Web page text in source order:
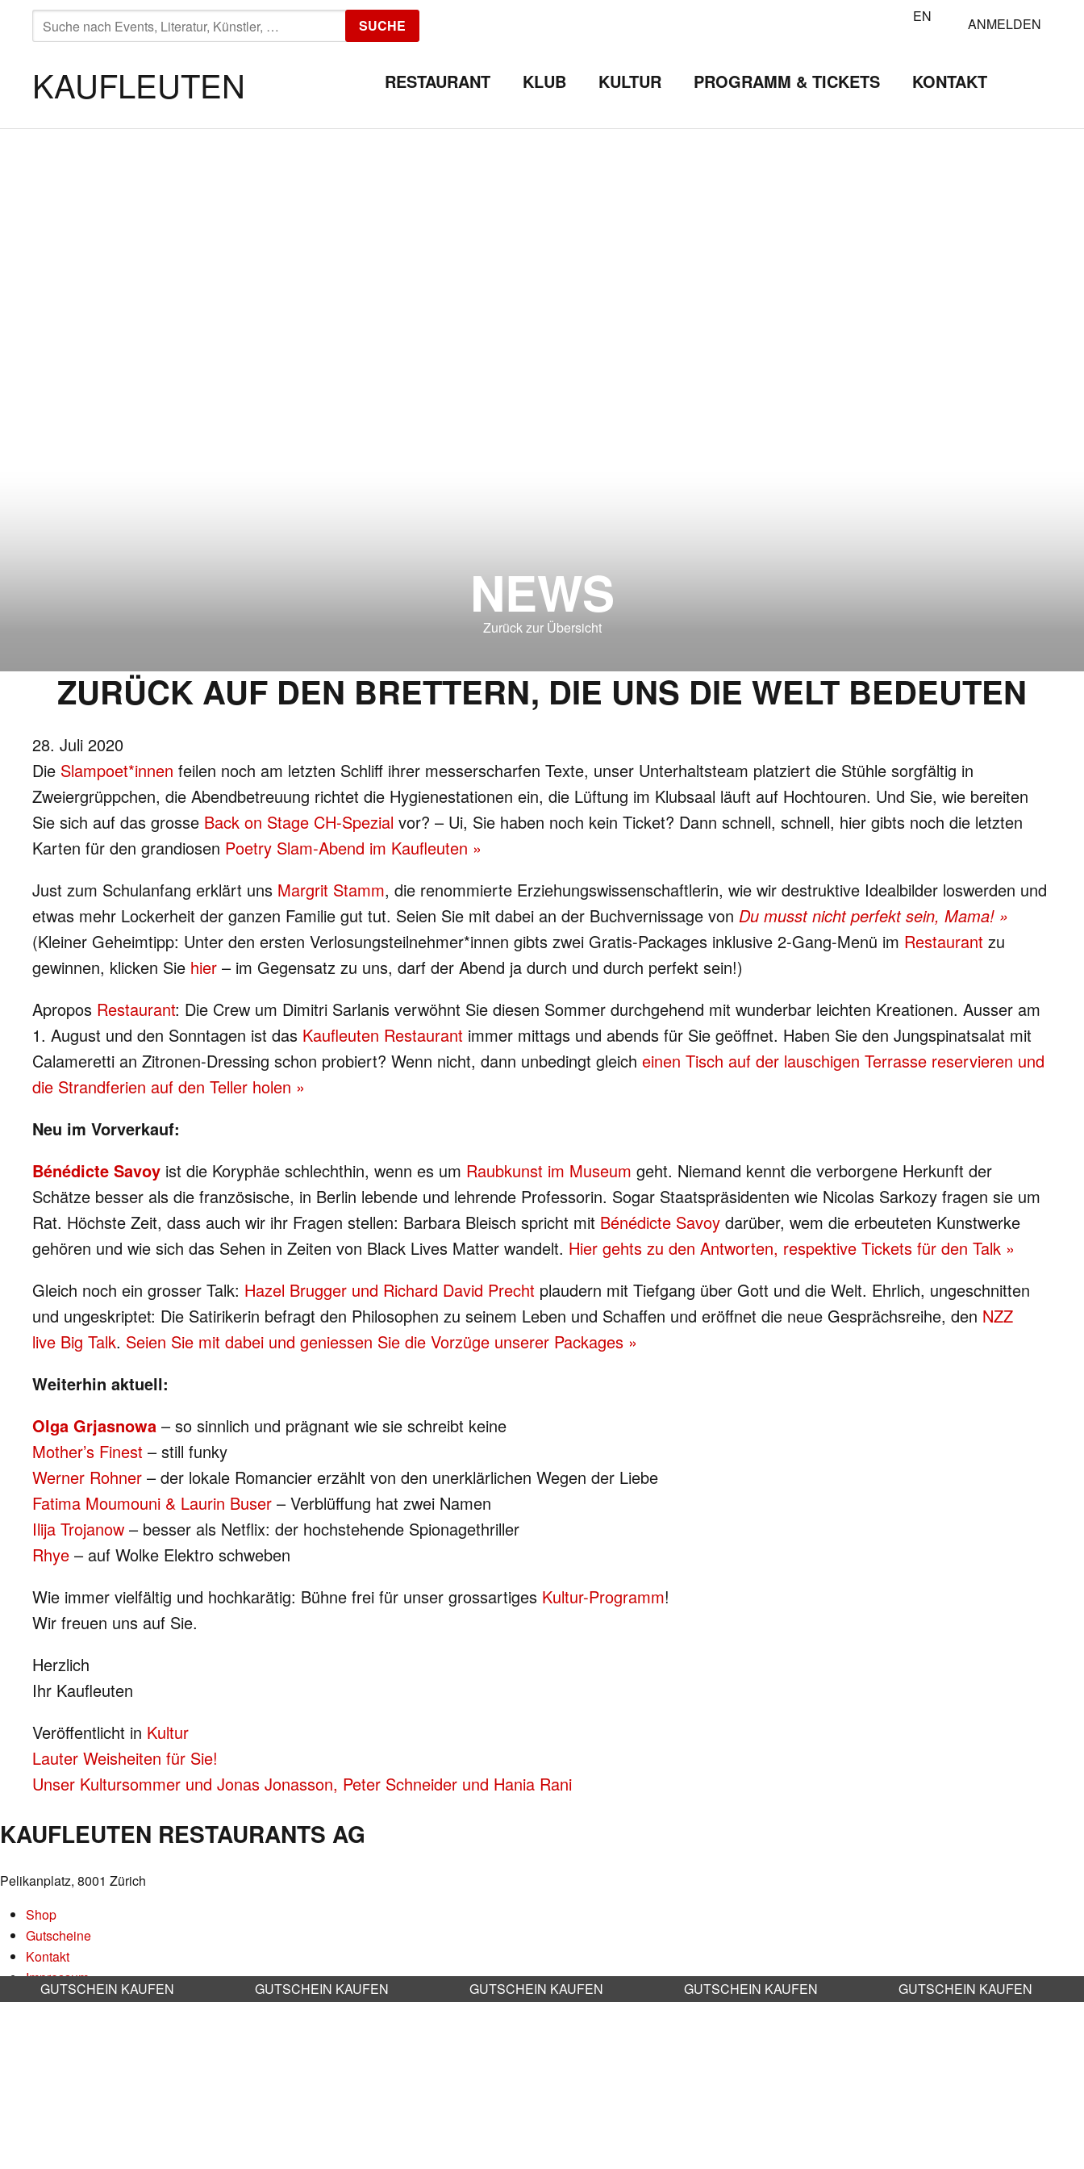
SUCHE
NACH:
SUCHE EN ANMELDEN
KAUFLEUTEN RESTAURANT KLUB KULTUR PROGRAMM & TICKETS KONTAKT
NEWS
Zurück zur Übersicht
ZURÜCK AUF DEN BRETTERN, DIE UNS DIE WELT BEDEUTEN
28. Juli 2020
Die Slampoet*innen feilen noch am letzten Schliff ihrer messerscharfen Texte, unser Unterhaltsteam platziert die Stühle sorgfältig in
Zweiergrüppchen, die Abendbetreuung richtet die Hygienestationen ein, die Lüftung im Klubsaal läuft auf Hochtouren. Und Sie, wie bereiten
Sie sich auf das grosse Back on Stage CH-Spezial vor? – Ui, Sie haben noch kein Ticket? Dann schnell, schnell, hier gibts noch die letzten
Karten für den grandiosen Poetry Slam-Abend im Kaufleuten »
Just zum Schulanfang erklärt uns Margrit Stamm, die renommierte Erziehungswissenschaftlerin, wie wir destruktive Idealbilder loswerden und
etwas mehr Lockerheit der ganzen Familie gut tut. Seien Sie mit dabei an der Buchvernissage von Du musst nicht perfekt sein, Mama! »
(Kleiner Geheimtipp: Unter den ersten Verlosungsteilnehmer*innen gibts zwei Gratis-Packages inklusive 2-Gang-Menü im Restaurant zu
gewinnen, klicken Sie hier – im Gegensatz zu uns, darf der Abend ja durch und durch perfekt sein!)
Apropos Restaurant: Die Crew um Dimitri Sarlanis verwöhnt Sie diesen Sommer durchgehend mit wunderbar leichten Kreationen. Ausser am
1. August und den Sonntagen ist das Kaufleuten Restaurant immer mittags und abends für Sie geöffnet. Haben Sie den Jungspinatsalat mit
Calameretti an Zitronen-Dressing schon probiert? Wenn nicht, dann unbedingt gleich einen Tisch auf der lauschigen Terrasse reservieren und
die Strandferien auf den Teller holen »
Neu im Vorverkauf:
Bénédicte Savoy ist die Koryphäe schlechthin, wenn es um Raubkunst im Museum geht. Niemand kennt die verborgene Herkunft der
Schätze besser als die französische, in Berlin lebende und lehrende Professorin. Sogar Staatspräsidenten wie Nicolas Sarkozy fragen sie um
Rat. Höchste Zeit, dass auch wir ihr Fragen stellen: Barbara Bleisch spricht mit Bénédicte Savoy darüber, wem die erbeuteten Kunstwerke
gehören und wie sich das Sehen in Zeiten von Black Lives Matter wandelt. Hier gehts zu den Antworten, respektive Tickets für den Talk »
Gleich noch ein grosser Talk: Hazel Brugger und Richard David Precht plaudern mit Tiefgang über Gott und die Welt. Ehrlich, ungeschnitten
und ungeskriptet: Die Satirikerin befragt den Philosophen zu seinem Leben und Schaffen und eröffnet die neue Gesprächsreihe, den NZZ
live Big Talk. Seien Sie mit dabei und geniessen Sie die Vorzüge unserer Packages »
Weiterhin aktuell:
Olga Grjasnowa – so sinnlich und prägnant wie sie schreibt keine
Mother’s Finest – still funky
Werner Rohner – der lokale Romancier erzählt von den unerklärlichen Wegen der Liebe
Fatima Moumouni & Laurin Buser – Verblüffung hat zwei Namen
Ilija Trojanow – besser als Netflix: der hochstehende Spionagethriller
Rhye – auf Wolke Elektro schweben
Wie immer vielfältig und hochkarätig: Bühne frei für unser grossartiges Kultur-Programm!
Wir freuen uns auf Sie.
Herzlich
Ihr Kaufleuten
Veröffentlicht in Kultur
BEITRAGS-
NAVIGATION
Lauter Weisheiten für Sie!
Unser Kultursommer und Jonas Jonasson, Peter Schneider und Hania Rani
KAUFLEUTEN RESTAURANTS AG
Pelikanplatz, 8001 Zürich
Shop
Gutscheine
Kontakt
Impressum
Datenschutz
GUTSCHEIN KAUFEN GUTSCHEIN KAUFEN GUTSCHEIN KAUFEN GUTSCHEIN KAUFEN GUTSCHEIN KAUFEN